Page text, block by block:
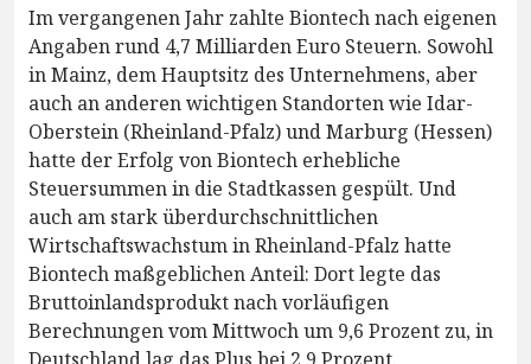
Im vergangenen Jahr zahlte Biontech nach eigenen
Angaben rund 4,7 Milliarden Euro Steuern. Sowohl
in Mainz, dem Hauptsitz des Unternehmens, aber
auch an anderen wichtigen Standorten wie Idar-
Oberstein (Rheinland-Pfalz) und Marburg (Hessen)
hatte der Erfolg von Biontech erhebliche
Steuersummen in die Stadtkassen gespült. Und
auch am stark überdurchschnittlichen
Wirtschaftswachstum in Rheinland-Pfalz hatte
Biontech maßgeblichen Anteil: Dort legte das
Bruttoinlandsprodukt nach vorläufigen
Berechnungen vom Mittwoch um 9,6 Prozent zu, in